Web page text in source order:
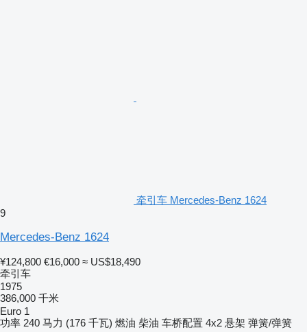
牵引车 Mercedes-Benz 1624
9
Mercedes-Benz 1624
¥124,800 €16,000 ≈ US$18,490
牵引车
1975
386,000 千米
Euro 1
功率 240 马力 (176 千瓦) 燃油 柴油 车桥配置 4x2 悬架 弹簧/弹簧